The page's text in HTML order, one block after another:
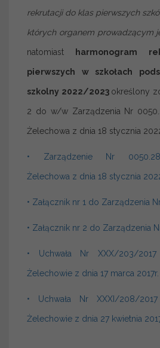
rekrutacji do klas pierwszych
których organem prowadzącym
natomiast harmonogram
pierwszych w szkołach
szkolny 2022/2023 określony
2 do w/w Zarządzenia Nr
Żelechowa z dnia 18 stycznia
• Zarządzenie Nr
Żelechowa z dnia 18 stycznia
• Załącznik nr 1 do Zarządzenia
• Załącznik nr 2 do Zarządzenia
• Uchwała Nr XXX/203/
Żelechowie z dnia 17 marca 2017r.
• Uchwała Nr XXXI/208/
Żelechowie z dnia 27 kwietnia